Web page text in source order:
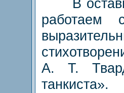
В
работаем
А. Т.
танкиста».